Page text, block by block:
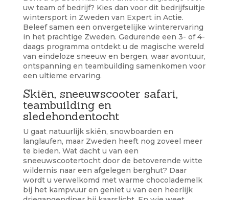
uw team of bedrijf? Kies dan voor dit bedrijfsuitje
wintersport in Zweden van Expert in Actie.
Beleef samen een onvergetelijke winterervaring
in het prachtige Zweden. Gedurende een 3- of 4-
daags programma ontdekt u de magische wereld
van eindeloze sneeuw en bergen, waar avontuur,
ontspanning en teambuilding samenkomen voor
een ultieme ervaring.
Skiën, sneeuwscooter safari,
teambuilding en
sledehondentocht
U gaat natuurlijk skiën, snowboarden en
langlaufen, maar Zweden heeft nog zoveel meer
te bieden. Wat dacht u van een
sneeuwscootertocht door de betoverende witte
wildernis naar een afgelegen berghut? Daar
wordt u verwelkomd met warme chocolademelk
bij het kampvuur en geniet u van een heerlijk